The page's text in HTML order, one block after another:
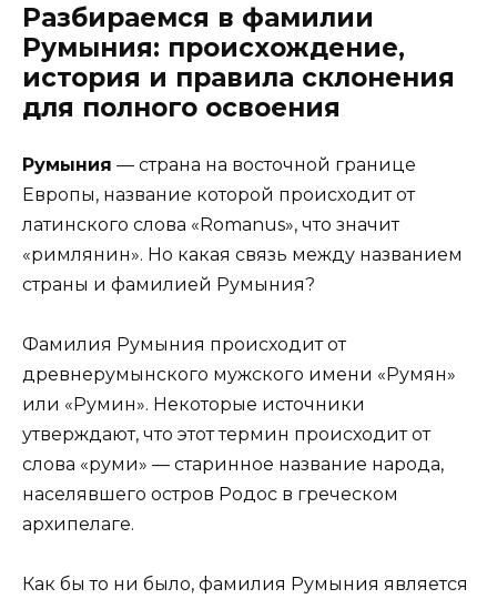
Разбираемся в фамилии
Румыния: происхождение,
история и правила склонения
для полного освоения
Румыния — страна на восточной границе
Европы, название которой происходит от
латинского слова «Romanus», что значит
«римлянин». Но какая связь между названием
страны и фамилией Румыния?
Фамилия Румыния происходит от
древнерумынского мужского имени «Румян»
или «Румин». Некоторые источники
утверждают, что этот термин происходит от
слова «руми» — старинное название народа,
населявшего остров Родос в греческом
архипелаге.
Как бы то ни было, фамилия Румыния является